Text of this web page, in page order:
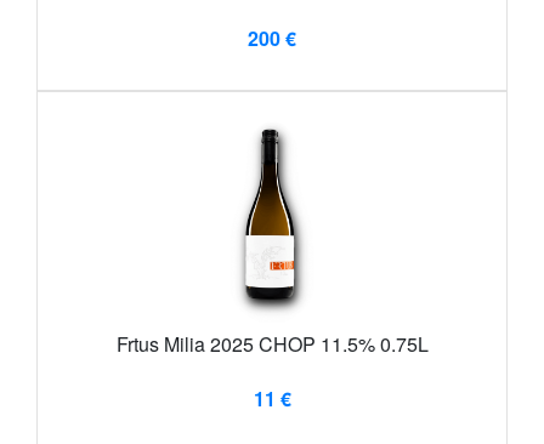
200 €
Frtus Milia 2025 CHOP 11.5% 0.75L
11 €